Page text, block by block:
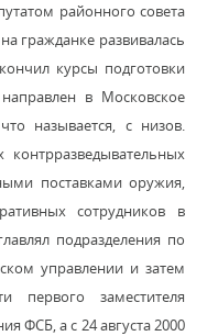
районного совета
гражданке развивалась
курсы подготовки
в Московское
называется, с низов.
поставками оружия,
сотрудников в
подразделения по
управлении и затем
первого заместителя
ФСБ, а с 24 августа 2000